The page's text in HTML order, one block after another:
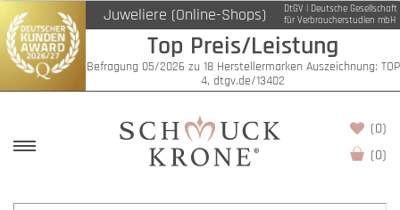
Juweliere (Online-Shops)
DtGV | Deutsche Gesellschaft
für Verbraucherstudien mbH
Top Preis/Leistung
Befragung 05/2026 zu 18 Herstellermarken Auszeichnung: TOP
4, dtgv.de/13402
(0)
(0)